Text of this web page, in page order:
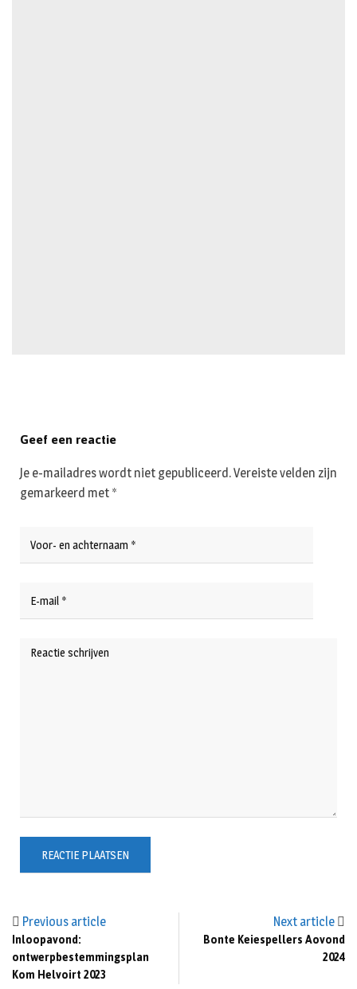
Previous article
Inloopavond:
ontwerpbestemmingsplan
Kom Helvoirt 2023
Next article
Bonte Keiespellers Aovond
2024
Geef een reactie
Je e-mailadres wordt niet gepubliceerd.Vereiste velden zijn
gemarkeerd met *